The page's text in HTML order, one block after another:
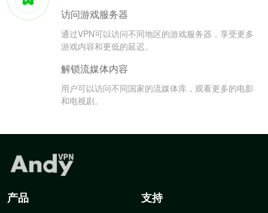
访问游戏服务器
通过VPN可以访问不同地区的游戏服务器，享受更多
游戏内容和更低的延迟。
解锁流媒体内容
用户可以访问不同国家的流媒体库，观看更多的电影
和电视剧。
产品 支持